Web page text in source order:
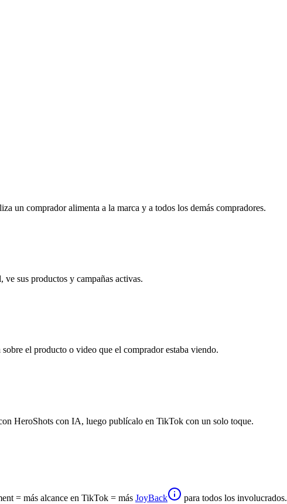
un comprador alimenta a la marca y a todos los demás compradores.
sus productos y campañas activas.
el producto o video que el comprador estaba viendo.
HeroShots con IA, luego publícalo en TikTok con un solo toque.
= más alcance en TikTok = más JoyBack
para todos los involucrados.